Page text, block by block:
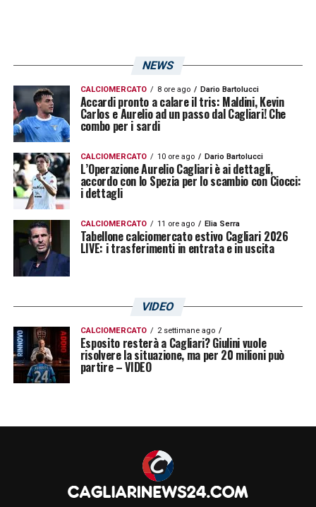
Trasfermarkt) e sarebbe un rinforzo ideale
per il tecnico di Testaccio.
LA PLAYLIST DELLE NOSTRE TOP NEWS
NEWS
CALCIOMERCATO 8 ore ago Dario Bartolucci
Accardi pronto a calare il tris: Maldini, Kevin
Carlos e Aurelio ad un passo dal Cagliari! Che
combo per i sardi
CALCIOMERCATO 10 ore ago Dario Bartolucci
L’Operazione Aurelio Cagliari è ai dettagli,
accordo con lo Spezia per lo scambio con Ciocci:
i dettagli
CALCIOMERCATO 11 ore ago Elia Serra
Tabellone calciomercato estivo Cagliari 2026
LIVE: i trasferimenti in entrata e in uscita
VIDEO
CALCIOMERCATO 2 settimane ago
Esposito resterà a Cagliari? Giulini vuole
risolvere la situazione, ma per 20 milioni può
partire – VIDEO